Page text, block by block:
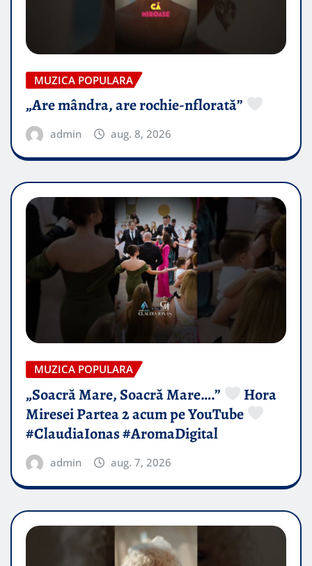
MUZICA POPULARA
„Are mândra, are rochie-nflorată”
admin aug. 8, 2026
MUZICA POPULARA
„Soacră Mare, Soacră Mare….”
Hora
Miresei Partea 2 acum pe YouTube
#ClaudiaIonas #AromaDigital
admin aug. 7, 2026